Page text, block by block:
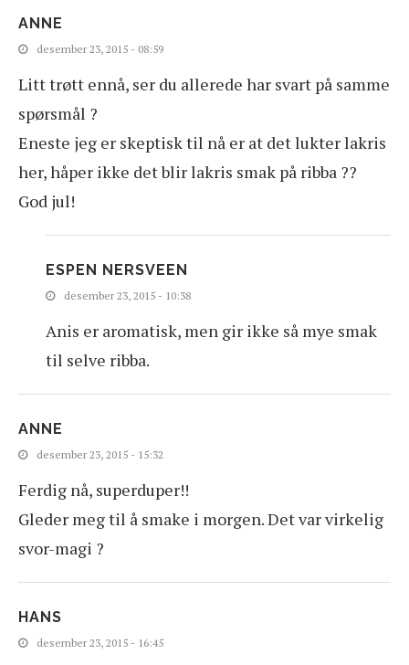
ANNE
desember 23, 2015 - 08:59
Litt trøtt ennå, ser du allerede har svart på samme
spørsmål ?
Eneste jeg er skeptisk til nå er at det lukter lakris
her, håper ikke det blir lakris smak på ribba ??
God jul!
ESPEN NERSVEEN
desember 23, 2015 - 10:38
Anis er aromatisk, men gir ikke så mye smak
til selve ribba.
ANNE
desember 23, 2015 - 15:32
Ferdig nå, superduper!!
Gleder meg til å smake i morgen. Det var virkelig
svor-magi ?
HANS
desember 23, 2015 - 16:45